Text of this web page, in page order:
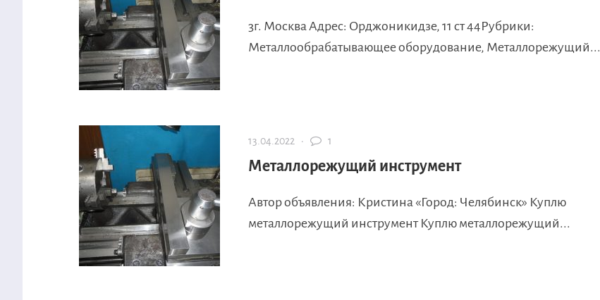
3г. Москва Адрес: Орджоникидзе, 11 ст 44Рубрики:
Металлообрабатывающее оборудование, Металлорежущий...
13.04.2022 · 1
Металлорежущий инструмент
Автор объявления: Кристина «Город: Челябинск» Куплю
металлорежущий инструмент Куплю металлорежущий...